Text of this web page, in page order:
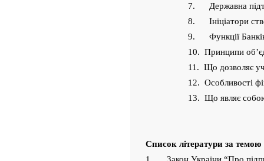
7. Державна
8. Ініціатори
9. Функції
10. Принципи
11. Що дозволяє
12. Особливості
13. Що являє
Список літератури за темою